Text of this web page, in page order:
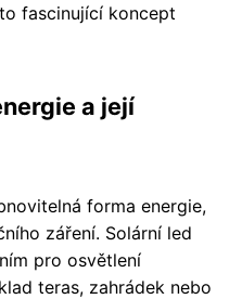
fascinující koncept
a její
forma energie,
záření. Solární led
pro osvětlení
teras, zahrádek nebo